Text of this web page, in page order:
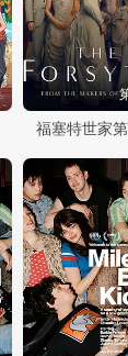
福塞特世家